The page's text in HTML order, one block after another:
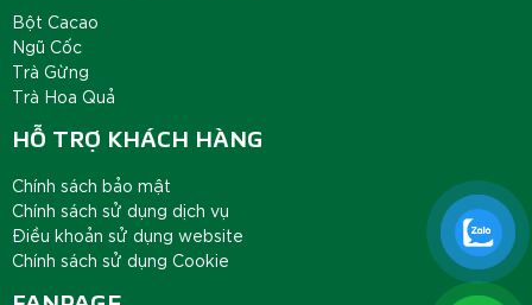
Bột Cacao
Ngũ Cốc
Trà Gừng
Trà Hoa Quả
HỖ TRỢ KHÁCH HÀNG
Chính sách bảo mật
Chính sách sử dụng dịch vụ
Điều khoản sử dụng website
Chính sách sử dụng Cookie